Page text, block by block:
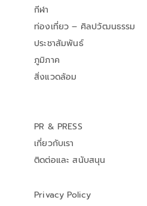
กีฬา
ท่องเที่ยว – ศิลปวัฒนธรรม
ประชาสัมพันธ์
ภูมิภาค
สิ่งแวดล้อม
PR & PRESS
เกี่ยวกับเรา
ติดต่อและ สนับสนุน
Privacy Policy